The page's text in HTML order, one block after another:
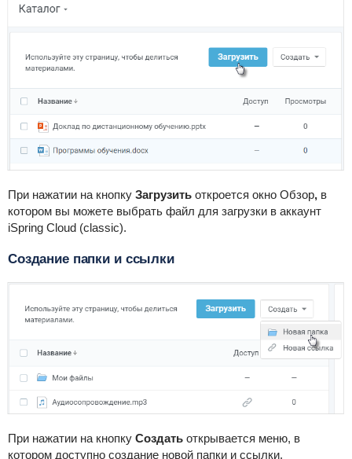
При нажатии на кнопку Загрузить откроется окно Обзор,в
котором вы можете выбрать файл для загрузки в аккаунт
iSpring Cloud (classic).
Создание папки и ссылки
При нажатии на кнопку Создатьоткрывается меню, в
котором доступно создание новой папки и ссылки.